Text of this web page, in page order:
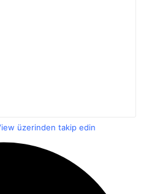
üzerinden takip edin